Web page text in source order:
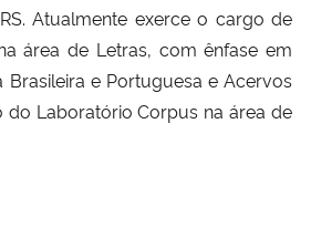
Atualmente exerce o cargo de
área de Letras, com ênfase em
Brasileira e Portuguesa e Acervos
do Laboratório Corpus na área de